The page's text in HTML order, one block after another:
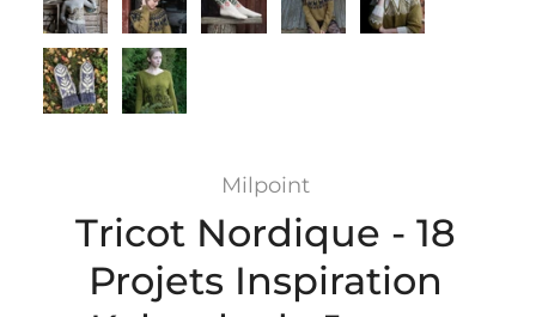
Milpoint
Tricot Nordique - 18
Projets Inspiration